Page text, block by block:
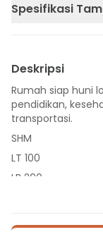
Spesifikasi
Deskripsi
Rumah siap huni
pendidikan,
transportasi.
SHM
LT 100
LB 200